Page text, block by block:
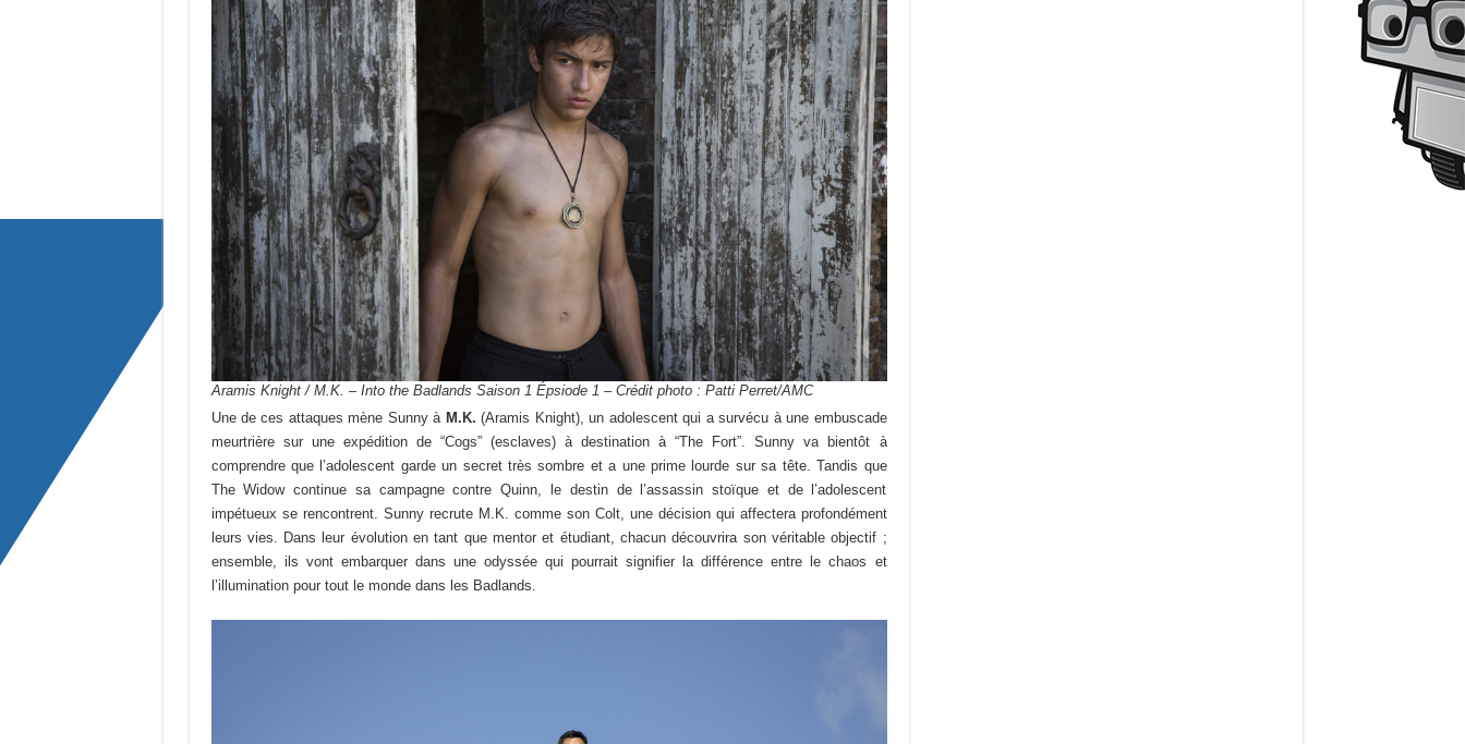
Aramis Knight / M.K. – Into the Badlands Saison 1 Épsiode 1 – Crédit photo : Patti Perret/AMC
Une de ces attaques mène Sunny à M.K. (Aramis Knight), un adolescent qui a survécu à une embuscade
meurtrière sur une expédition de “Cogs” (esclaves) à destination à “The Fort”. Sunny va bientôt à
comprendre que l’adolescent garde un secret très sombre et a une prime lourde sur sa tête. Tandis que
The Widow continue sa campagne contre Quinn, le destin de l’assassin stoïque et de l’adolescent
impétueux se rencontrent. Sunny recrute M.K. comme son Colt, une décision qui affectera profondément
leurs vies. Dans leur évolution en tant que mentor et étudiant, chacun découvrira son véritable objectif ;
ensemble, ils vont embarquer dans une odyssée qui pourrait signifier la différence entre le chaos et
l’illumination pour tout le monde dans les Badlands.